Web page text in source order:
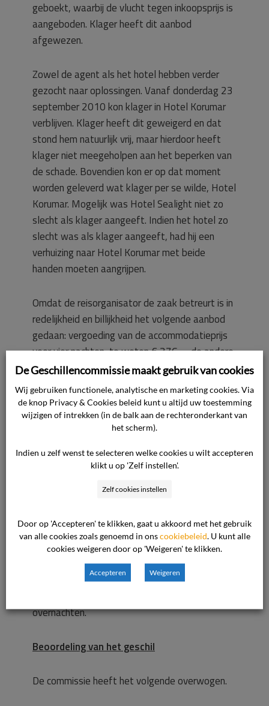
geboekt, waarbij de vlucht tegen inkoopsprijs is
aangeboden. Klager heeft dit aanbod
afgewezen.
Zowel de agent als het hotel hebben verder
gezocht naar oplossingen. Vanaf donderdag 23
september 2010 kon klager in Hotel Korumar
verblijven. Klager heeft dit geweigerd en dat
stond hem natuurlijk vrij, maar hierdoor heeft
klager niet meegeholpen aan het beperken van
de schade. Bovendien kon er op dat moment
worden geleverd wat klager per se wilde, Hotel
Korumar. Mogelijk was Hotel Sealight niet zo
slecht als klager aangeeft. Indien het hotel zo
slecht was als klager aangeeft, had hij een
verhuizing naar Hotel Korumar met beide
handen moeten aangrijpen.
Omdat de reisorganisator de zaak betreurt is in
redelijkheid en billijkheid het volgende aanbod
gedaan: vergoeding van de accommodatieprijs
voor vier nachten, te weten € 376,–, de andere
nachten had klager immers in Hotel Korumar
kunnen overnachten. Dit bedrag zou worden
afgerond op € 500,– voor het ongemak en de
communicatiekosten. Daarboven een
vergoeding voor het betaalde klachtengeld van
€ 75,–. De reisorganisator acht dit voorstel
redelijk en billijk.
bekend was, dat de reisorganisator geen
vliegtuigstoelen beschikbaar had, dat klager op
23 september 2010 in Hotel Korumar terecht
kon en dat er nog nooit gasten van de
overnachten.
Beoordeling van het geschil
De commissie heeft het volgende overwogen.
De Geschillencommissie maakt gebruik van cookies
Wij gebruiken functionele, analytische en marketing cookies. Via
de knop Privacy & Cookies beleid kunt u altijd uw toestemming
wijzigen of intrekken (in de balk aan de rechteronderkant van
het scherm).
Indien u zelf wenst te selecteren welke cookies u wilt accepteren
klikt u op 'Zelf instellen'.
Zelf cookies instellen
Door op 'Accepteren' te klikken, gaat u akkoord met het gebruik
van alle cookies zoals genoemd in onscookiebeleid . U kunt alle
cookies weigeren door op 'Weigeren' te klikken.
Accepteren Weigeren